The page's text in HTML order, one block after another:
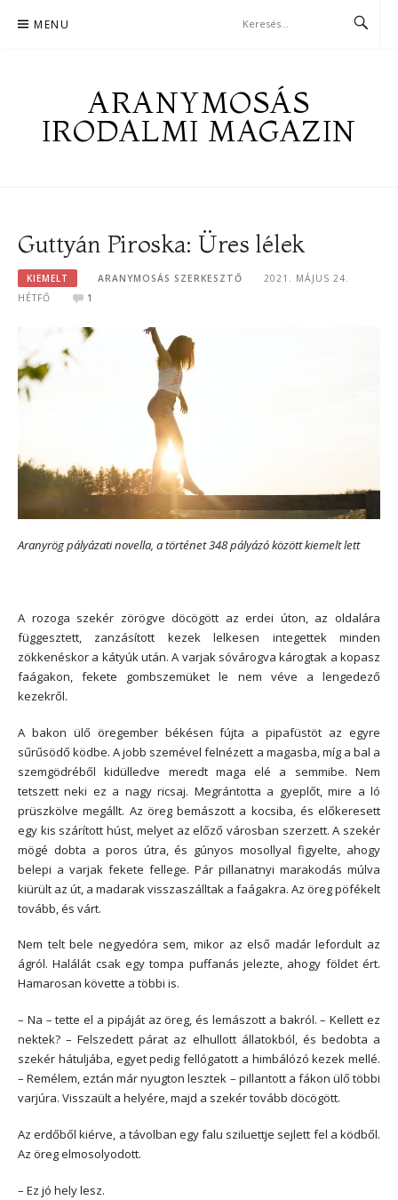
MENU
ARANYMOSÁS
IRODALMI MAGAZIN
Guttyán Piroska: Üres lélek
KIEMELT ARANYMOSÁS SZERKESZTŐ
2021. MÁJUS 24.
HÉTFŐ
1
Aranyrög pályázati novella, a történet 348 pályázó között kiemelt lett
A rozoga szekér zörögve döcögött az erdei úton, az oldalára
függesztett, zanzásított kezek lelkesen integettek minden
zökkenéskor a kátyúk után. A varjak sóvárogva károgtak a kopasz
faágakon, fekete gombszemüket le nem véve a lengedező
kezekről.
A bakon ülő öregember békésen fújta a pipafüstöt az egyre
sűrűsödő ködbe. A jobb szemével felnézett a magasba, míg a bal a
szemgödréből kidülledve meredt maga elé a semmibe. Nem
tetszett neki ez a nagy ricsaj. Megrántotta a gyeplőt, mire a ló
prüszkölve megállt. Az öreg bemászott a kocsiba, és előkeresett
egy kis szárított húst, melyet az előző városban szerzett. A szekér
mögé dobta a poros útra, és gúnyos mosollyal figyelte, ahogy
belepi a varjak fekete fellege. Pár pillanatnyi marakodás múlva
kiürült az út, a madarak visszaszálltak a faágakra. Az öreg pöfékelt
tovább, és várt.
Nem telt bele negyedóra sem, mikor az első madár lefordult az
ágról. Halálát csak egy tompa puffanás jelezte, ahogy földet ért.
Hamarosan követte a többi is.
– Na – tette el a pipáját az öreg, és lemászott a bakról. – Kellett ez
nektek? – Felszedett párat az elhullott állatokból, és bedobta a
szekér hátuljába, egyet pedig fellógatott a himbálózó kezek mellé.
– Remélem, eztán már nyugton lesztek – pillantott a fákon ülő többi
varjúra. Visszaült a helyére, majd a szekér tovább döcögött.
Az erdőből kiérve, a távolban egy falu sziluettje sejlett fel a ködből.
Az öreg elmosolyodott.
– Ez jó hely lesz.